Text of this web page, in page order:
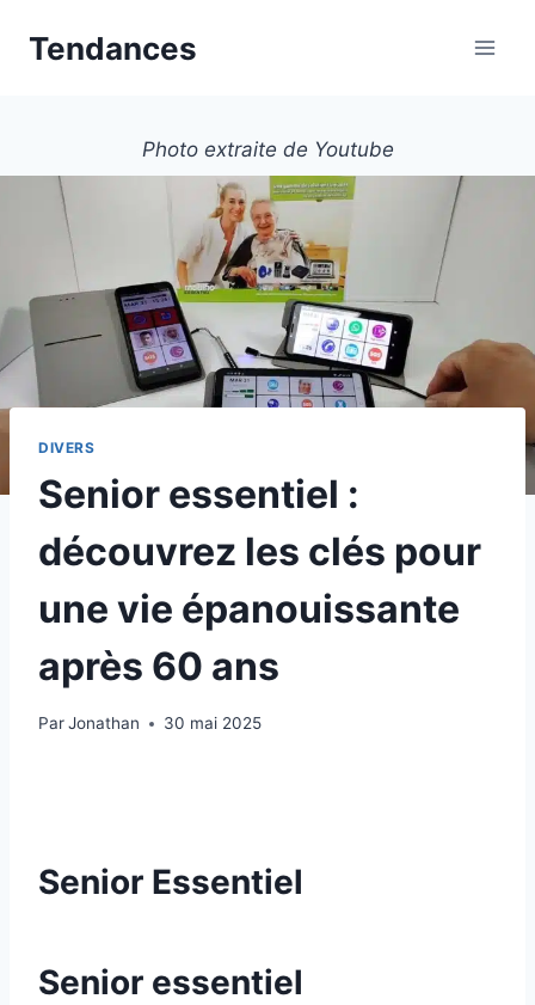
Tendances
Photo extraite de Youtube
DIVERS
Senior essentiel :
découvrez les clés pour
une vie épanouissante
après 60 ans
ParJonathan 30 mai 2025
Senior Essentiel
Senior essentiel